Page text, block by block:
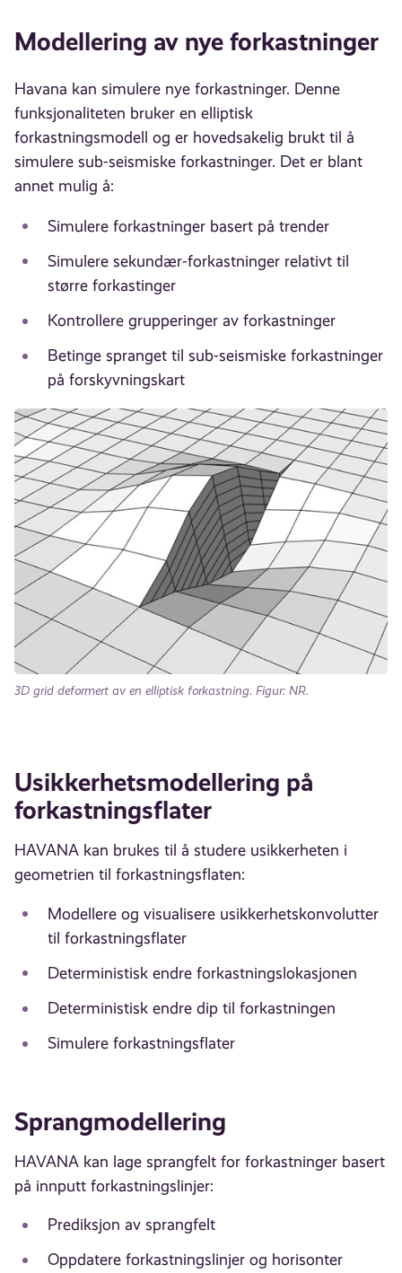
Modellering av nye forkastninger
Havana kan simulere nye forkastninger. Denne
funksjonaliteten bruker en elliptisk
forkastningsmodell og er hovedsakelig brukt til å
simulere sub-seismiske forkastninger. Det er blant
annet mulig å:
Simulere forkastninger basert på trender
Simulere sekundær-forkastninger relativt til
større forkastinger
Kontrollere grupperinger av forkastninger
Betinge spranget til sub-seismiske forkastninger
på forskyvningskart
3D grid deformert av en elliptisk forkastning. Figur: NR.
Usikkerhetsmodellering på
forkastningsflater
HAVANA kan brukes til å studere usikkerheten i
geometrien til forkastningsflaten:
Modellere og visualisere usikkerhetskonvolutter
til forkastningsflater
Deterministisk endre forkastningslokasjonen
Deterministisk endre dip til forkastningen
Simulere forkastningsflater
Sprangmodellering
HAVANA kan lage sprangfelt for forkastninger basert
på innputt forkastningslinjer:
Prediksjon av sprangfelt
Oppdatere forkastningslinjer og horisonter